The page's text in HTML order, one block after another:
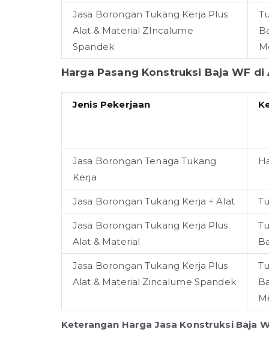
Jasa Borongan Tukang Kerja Plus
Alat & Material ZIncalume
Spandek
Harga Pasang Konstruksi Baja WF di
Jenis Pekerjaan
Jasa Borongan Tenaga Tukang
Kerja
Jasa Borongan Tukang Kerja + Alat
Jasa Borongan Tukang Kerja Plus
Alat & Material
Jasa Borongan Tukang Kerja Plus
Alat & Material Zincalume Spandek
Keterangan Harga Jasa Konstruksi Baja